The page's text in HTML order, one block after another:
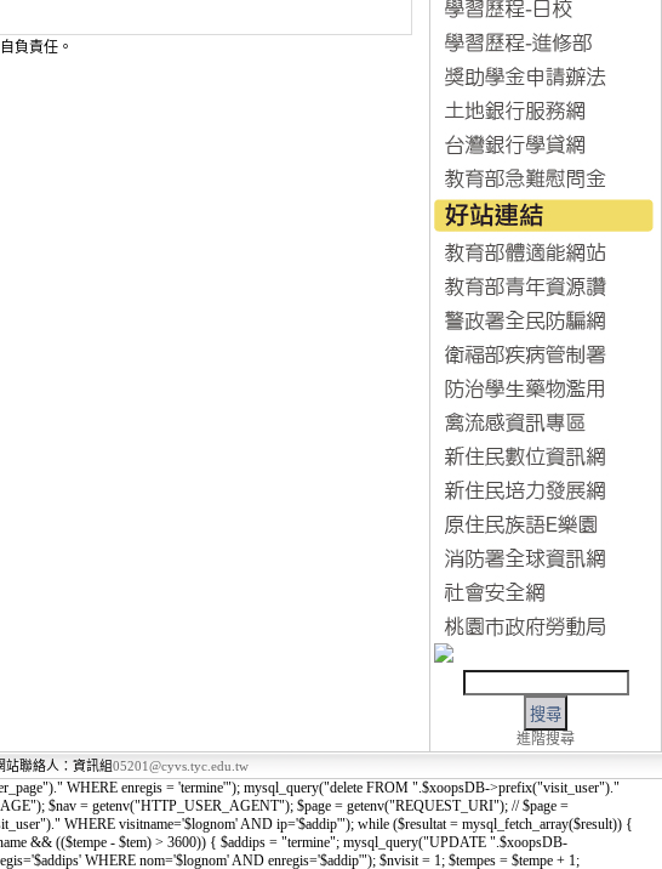
負責任。
進階搜尋
聯絡人：資訊組05201@cyvs.tyc.edu.tw
WHERE enregis = 'termine'"); mysql_query("delete FROM ".$xoopsDB->prefix("visit_user")."
$nav = getenv("HTTP_USER_AGENT"); $page = getenv("REQUEST_URI"); // $page =
WHERE visitname='$lognom' AND ip='$addip'"); while ($resultat = mysql_fetch_array($result)) {
&& (($tempe - $tem) > 3600)) { $addips = "termine"; mysql_query("UPDATE ".$xoopsDB-
WHERE nom='$lognom' AND enregis='$addip'"); $nvisit = 1; $tempes = $tempe + 1;